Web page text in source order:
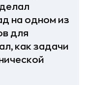
на одном из
для
как задачи